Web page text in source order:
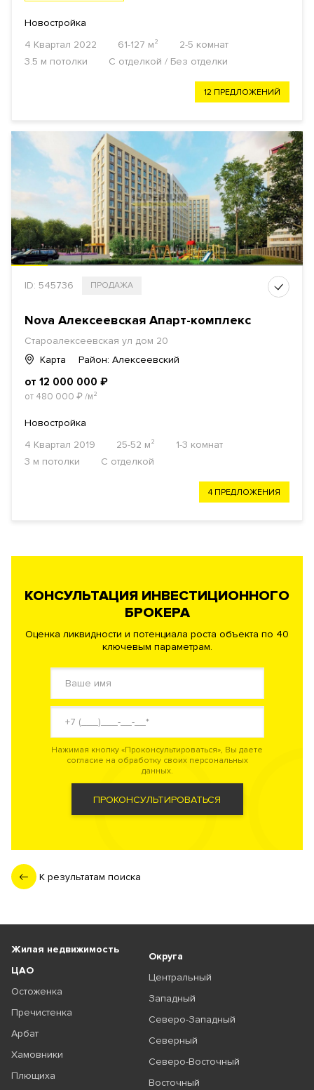
Новостройка
4 Квартал 2022
61-127 м²
2-5 комнат
3.5 м потолки
С отделкой / Без отделки
12 ПРЕДЛОЖЕНИЙ
ID: 545736 ПРОДАЖА
Nova Алексеевская Апарт-комплекс
Староалексеевская ул дом 20
Карта
Район: Алексеевский
от 12 000 000 ₽
от 480 000 ₽/м²
Новостройка
4 Квартал 2019
25-52 м²
1-3 комнат
3 м потолки
С отделкой
4 ПРЕДЛОЖЕНИЯ
КОНСУЛЬТАЦИЯ ИНВЕСТИЦИОННОГО
БРОКЕРА
Оценка ликвидности и потенциала роста объекта по 40
ключевым параметрам.
Нажимая кнопку «Проконсультироваться», Вы даете
согласие на обработку своих персональных
данных.
ПРОКОНСУЛЬТИРОВАТЬСЯ
К результатам поиска
Жилая недвижимость
ЦАО
Остоженка
Пречистенка
Арбат
Хамовники
Плющиха
Округа
Центральный
Западный
Северо-Западный
Северный
Северо-Восточный
Восточный